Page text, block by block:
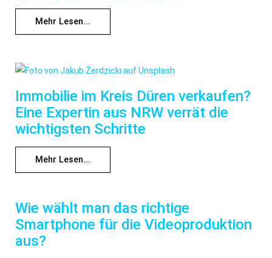
Mehr Lesen...
Immobilie im Kreis Düren verkaufen?
Eine Expertin aus NRW verrät die
wichtigsten Schritte
Mehr Lesen...
Wie wählt man das richtige
Smartphone für die Videoproduktion
aus?